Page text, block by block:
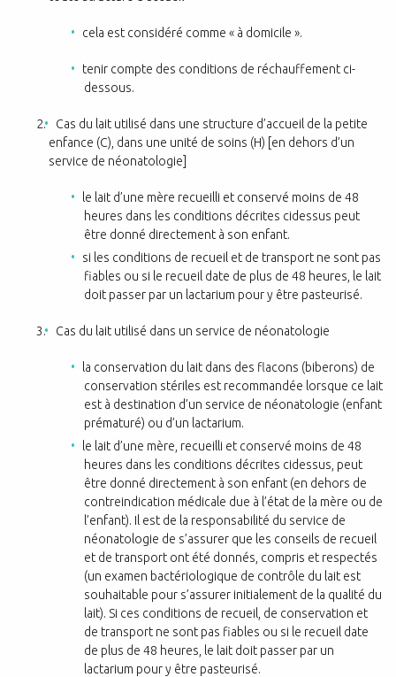
cela est considéré comme « à domicile ».
tenir compte des conditions de réchauffement ci-
dessous.
Cas du lait utilisé dans une structure d’accueil de la petite
enfance (C), dans une unité de soins (H) [en dehors d’un
service de néonatologie]
le lait d’une mère recueilli et conservé moins de 48
heures dans les conditions décrites cidessus peut
être donné directement à son enfant.
si les conditions de recueil et de transport ne sont pas
fiables ou si le recueil date de plus de 48 heures, le lait
doit passer par un lactarium pour y être pasteurisé.
Cas du lait utilisé dans un service de néonatologie
la conservation du lait dans des flacons (biberons) de
conservation stériles est recommandée lorsque ce lait
est à destination d’un service de néonatologie (enfant
prématuré) ou d’un lactarium.
le lait d’une mère, recueilli et conservé moins de 48
heures dans les conditions décrites cidessus, peut
être donné directement à son enfant (en dehors de
contreindication médicale due à l’état de la mère ou de
l’enfant). Il est de la responsabilité du service de
néonatologie de s’assurer que les conseils de recueil
et de transport ont été donnés, compris et respectés
(un examen bactériologique de contrôle du lait est
souhaitable pour s’assurer initialement de la qualité du
lait). Si ces conditions de recueil, de conservation et
de transport ne sont pas fiables ou si le recueil date
de plus de 48 heures, le lait doit passer par un
lactarium pour y être pasteurisé.